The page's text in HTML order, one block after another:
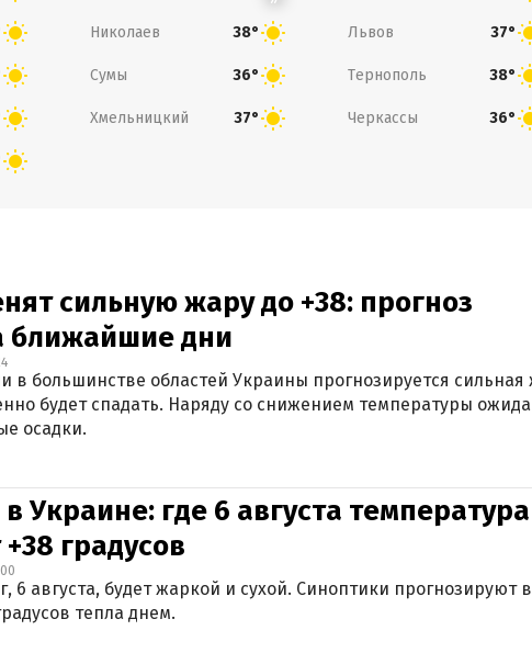
Николаев 38° Львов 37°
Сумы 36° Тернополь 38°
Хмельницкий 37° Черкассы 36°
сильную жару до +38: прогноз
ближайшие дни
в большинстве областей Украины прогнозируется сильная
будет спадать. Наряду со снижением температуры
осадки.
Украине: где 6 августа температура
градусов
6 августа, будет жаркой и сухой. Синоптики прогнозируют
тепла днем.